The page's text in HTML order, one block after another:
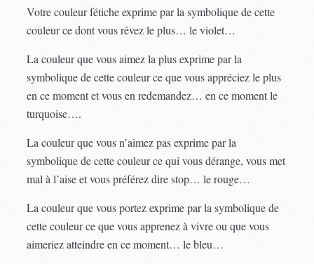
Votre couleur fétiche exprime par la symbolique de cette
couleur ce dont vous rêvez le plus… le violet…
La couleur que vous aimez la plus exprime par la
symbolique de cette couleur ce que vous appréciez le plus
en ce moment et vous en redemandez… en ce moment le
turquoise….
La couleur que vous n’aimez pas exprime par la
symbolique de cette couleur ce qui vous dérange, vous met
mal à l’aise et vous préférez dire stop… le rouge…
La couleur que vous portez exprime par la symbolique de
cette couleur ce que vous apprenez à vivre ou que vous
aimeriez atteindre en ce moment… le bleu…